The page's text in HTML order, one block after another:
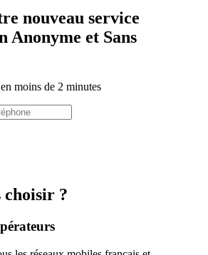
nouveau service
Anonyme et Sans
moins de 2 minutes
choisir ?